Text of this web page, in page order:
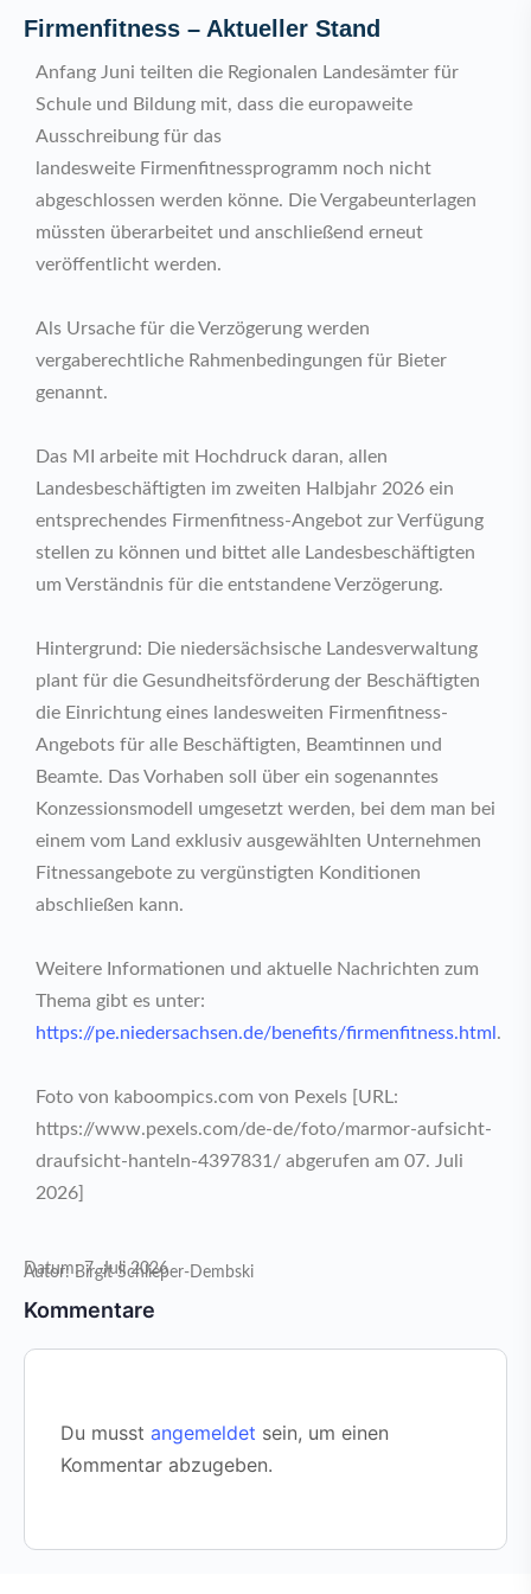
Firmenfitness – Aktueller Stand
Anfang Juni teilten die Regionalen Landesämter für
Schule und Bildung mit, dass die europaweite
Ausschreibung für das
landesweite Firmenfitnessprogramm noch nicht
abgeschlossen werden könne. Die Vergabeunterlagen
müssten überarbeitet und anschließend erneut
veröffentlicht werden.
Als Ursache für die Verzögerung werden
vergaberechtliche Rahmenbedingungen für Bieter
genannt.
Das MI arbeite mit Hochdruck daran, allen
Landesbeschäftigten im zweiten Halbjahr 2026 ein
entsprechendes Firmenfitness-Angebot zur Verfügung
stellen zu können und bittet alle Landesbeschäftigten
um Verständnis für die entstandene Verzögerung.
Hintergrund: Die niedersächsische Landesverwaltung
plant für die Gesundheitsförderung der Beschäftigten
die Einrichtung eines landesweiten Firmenfitness-
Angebots für alle Beschäftigten, Beamtinnen und
Beamte. Das Vorhaben soll über ein sogenanntes
Konzessionsmodell umgesetzt werden, bei dem man bei
einem vom Land exklusiv ausgewählten Unternehmen
Fitnessangebote zu vergünstigten Konditionen
abschließen kann.
Weitere Informationen und aktuelle Nachrichten zum
Thema gibt es unter:
https://pe.niedersachsen.de/benefits/firmenfitness.html .
Foto von kaboompics.com von Pexels [URL:
https://www.pexels.com/de-de/foto/marmor-aufsicht-
draufsicht-hanteln-4397831/ abgerufen am 07. Juli
2026]
Datum: 7. Juli 2026
Autor: Birgit Schlieper-Dembski
Kommentare
Du musst angemeldet sein, um einen
Kommentar abzugeben.